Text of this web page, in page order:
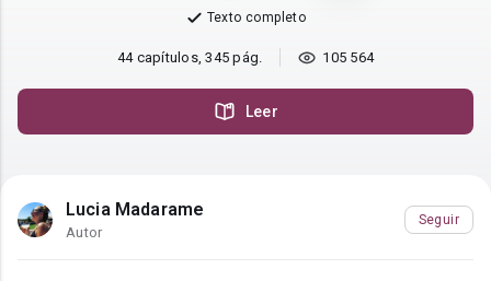
Texto completo
44 capítulos, 345 pág. 105 564
Leer
Lucia Madarame
Autor
Seguir